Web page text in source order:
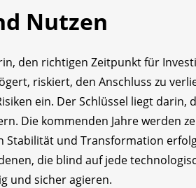
Nutzen
den richtigen Zeitpunkt für
riskiert, den Anschluss zu
ein. Der Schlüssel liegt darin,
Die kommenden Jahre werden
Stabilität und Transformation
die blind auf jede
und sicher agieren.